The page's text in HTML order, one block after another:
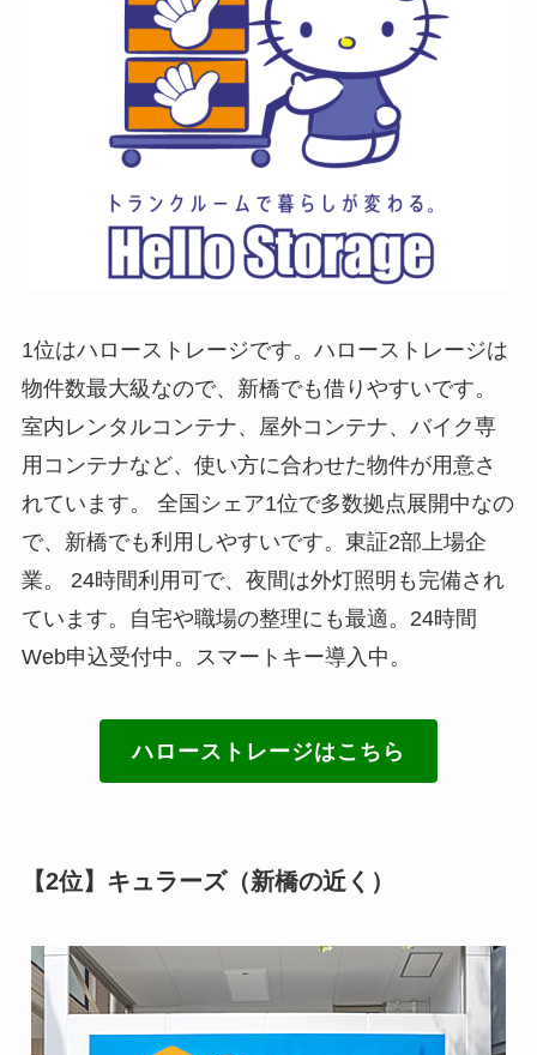
1位はハローストレージです。ハローストレージは
物件数最大級なので、新橋でも借りやすいです。
室内レンタルコンテナ、屋外コンテナ、バイク専
用コンテナなど、使い方に合わせた物件が用意さ
れています。 全国シェア1位で多数拠点展開中なの
で、新橋でも利用しやすいです。東証2部上場企
業。 24時間利用可で、夜間は外灯照明も完備され
ています。自宅や職場の整理にも最適。24時間
Web申込受付中。スマートキー導入中。
ハローストレージはこちら
【2位】キュラーズ（新橋の近く）